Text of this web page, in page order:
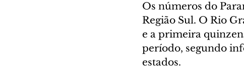
Os números do
Região Sul. O Rio
e a primeira
período, segundo
estados.